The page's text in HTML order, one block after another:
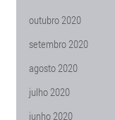
outubro 2020
setembro 2020
agosto 2020
julho 2020
junho 2020